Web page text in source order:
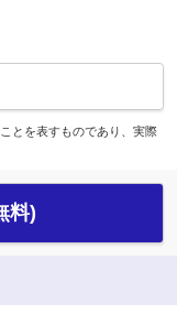
とを表すものであり、実際
料)